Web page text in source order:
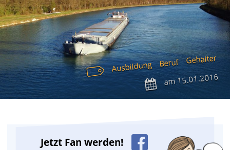
Ausbildung Beruf Gehälter
am15.01.2016
Jetzt Fan werden!